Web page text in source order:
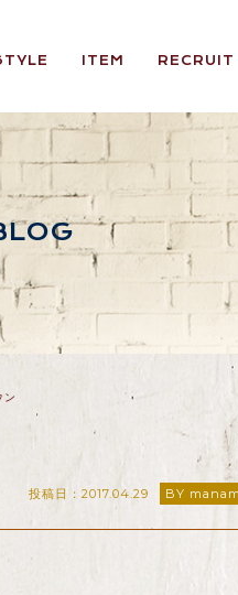
ITEM RECRUIT
ン
投稿日：2017.04.29 BY